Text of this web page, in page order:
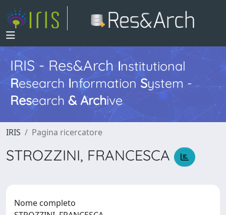
IRIS - Res&ArchInstitutional
Research InformationSystem -
Research & Archive
IRIS Pagina ricercatore
STROZZINI, FRANCESCA
Nome completo